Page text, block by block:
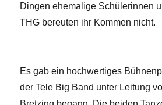
Dingen ehemalige Schülerinnen
THG bereuten ihr Kommen nicht.
Es gab ein hochwertiges
der Tele Big Band unter Leitung